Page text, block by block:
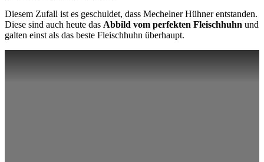
Diesem Zufall ist es geschuldet, dass Mechelner Hühner entstanden.
Diese sind auch heute das Abbild vom perfekten Fleischhuhn und
galten einst als das beste Fleischhuhn überhaupt.